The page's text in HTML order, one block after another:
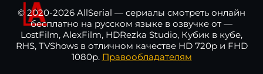
© 2020-2026 AllSerial — сериалы смотреть онлайн
бесплатно на русском языке в озвучке от —
LostFilm, AlexFilm, HDRezka Studio, Кубик в кубе,
RHS, TVShows в отличном качестве HD 720p и FHD
1080p. Правообладателям